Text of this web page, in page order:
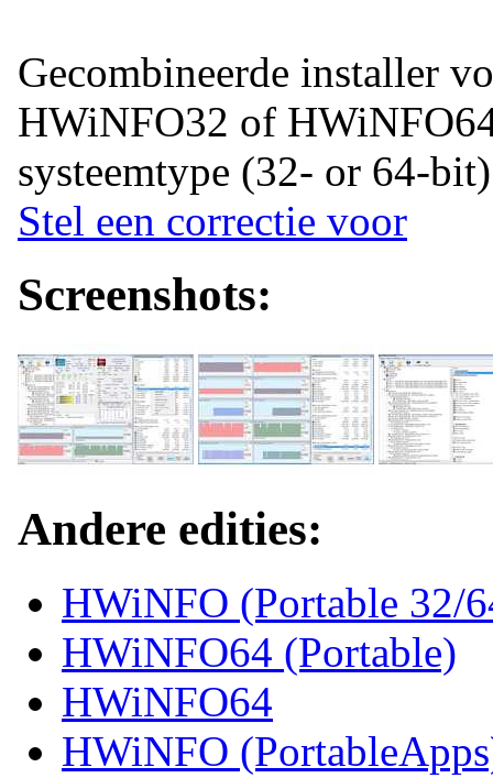
Gecombineerde installer
HWiNFO32 of
systeemtype (32- or 64-
Stel een correctie voor
Screenshots:
Andere edities:
HWiNFO (Portable 32/
HWiNFO64 (Portable)
HWiNFO64
HWiNFO